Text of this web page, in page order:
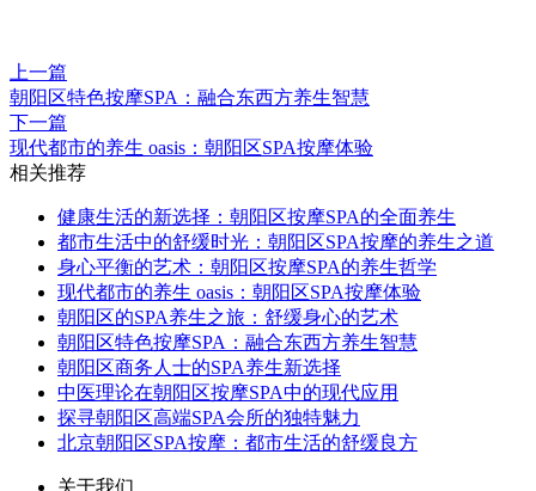
上一篇
朝阳区特色按摩SPA：融合东西方养生智慧
下一篇
现代都市的养生 oasis：朝阳区SPA按摩体验
相关推荐
健康生活的新选择：朝阳区按摩SPA的全面养生
都市生活中的舒缓时光：朝阳区SPA按摩的养生之道
身心平衡的艺术：朝阳区按摩SPA的养生哲学
现代都市的养生 oasis：朝阳区SPA按摩体验
朝阳区的SPA养生之旅：舒缓身心的艺术
朝阳区特色按摩SPA：融合东西方养生智慧
朝阳区商务人士的SPA养生新选择
中医理论在朝阳区按摩SPA中的现代应用
探寻朝阳区高端SPA会所的独特魅力
北京朝阳区SPA按摩：都市生活的舒缓良方
关于我们